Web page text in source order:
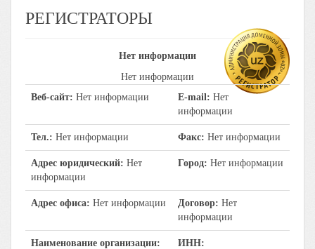
РЕГИСТРАТОРЫ
Нет информации
Нет информации
Веб-сайт: Нет информации E-mail: Нет
информации
Тел.: Нет информации Факс: Нет информации
Адрес юридический: Нет
информации
Город: Нет информации
Адрес офиса: Нет информации Договор: Нет
информации
Наименование организации: ИНН: